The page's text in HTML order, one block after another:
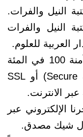
النيل والفرات.
النيل والفرات
العربية للعلوم.
• إن عملية الشراء هي عملية آمنة 100 في المئة
باستعمال تقنية (Secure Socket Layer) أو SSL
الانترنت.
الإلكتروني عبر
شيك مصدق.